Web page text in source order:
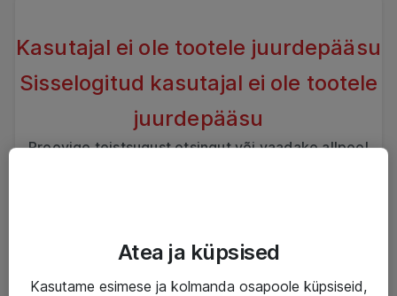
Kasutajal ei ole tootele juurdepääsu
Sisselogitud kasutajal ei ole tootele
juurdepääsu
Proovige teistsugust otsingut või vaadake allpool
Atea ja küpsised
Kasutame esimese ja kolmanda osapoole küpsiseid,